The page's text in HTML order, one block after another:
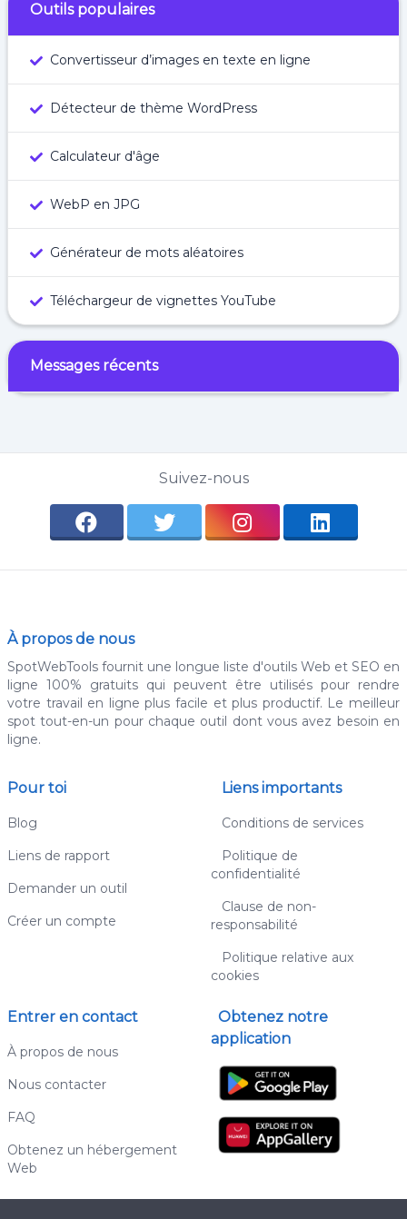
Outils populaires
Convertisseur d’images en texte en ligne
Détecteur de thème WordPress
Calculateur d'âge
WebP en JPG
Générateur de mots aléatoires
Téléchargeur de vignettes YouTube
Messages récents
Suivez-nous
À propos de nous
SpotWebTools fournit une longue liste d'outils Web et SEO en
ligne 100% gratuits qui peuvent être utilisés pour rendre
votre travail en ligne plus facile et plus productif. Le meilleur
spot tout-en-un pour chaque outil dont vous avez besoin en
ligne.
Pour toi
Blog
Liens de rapport
Demander un outil
Créer un compte
Liens importants
Conditions de services
Politique de
confidentialité
Clause de non-
responsabilité
Politique relative aux
cookies
Entrer en contact
À propos de nous
Nous contacter
FAQ
Obtenez un hébergement
Web
Obtenez notre
application